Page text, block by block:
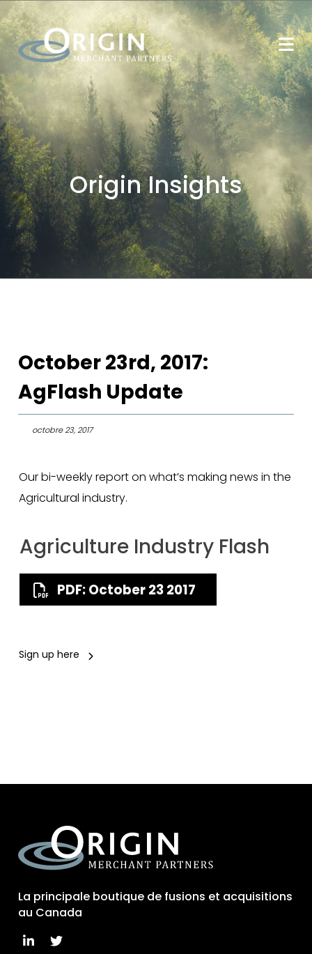
Origin Insights
October 23rd, 2017:
AgFlash Update
octobre 23, 2017
Our bi-weekly report on what’s making news in the
Agricultural industry.
Agriculture Industry Flash
PDF: October 23 2017
Sign up here
La principale boutique de fusions et acquisitions
au Canada